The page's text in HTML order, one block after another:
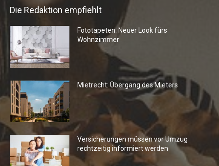
Die Redaktion empfiehlt
Fototapeten: Neuer Look fürs
Wohnzimmer
Mietrecht: Übergang des Mieters
Versicherungen müssen vor Umzug
rechtzeitig informiert werden